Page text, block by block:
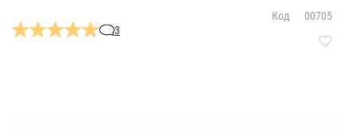
3
Код 00705